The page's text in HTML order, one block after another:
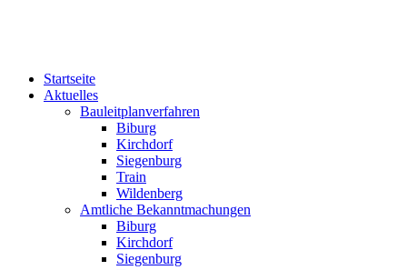
Startseite
Aktuelles
Bauleitplanverfahren
Biburg
Kirchdorf
Siegenburg
Train
Wildenberg
Amtliche Bekanntmachungen
Biburg
Kirchdorf
Siegenburg